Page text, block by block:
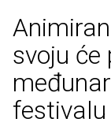
svoju će
festivalu